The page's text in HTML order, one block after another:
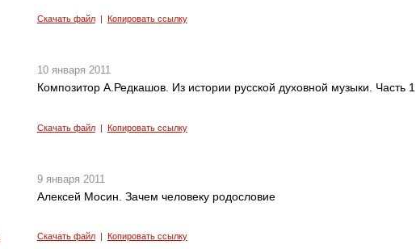
Скачать файл| Копировать ссылку
10 января 2011
Композитор А.Редкашов. Из истории русской духовной музыки. Часть 1
Скачать файл| Копировать ссылку
9 января 2011
Алексей Мосин. Зачем человеку родословие
Скачать файл| Копировать ссылку